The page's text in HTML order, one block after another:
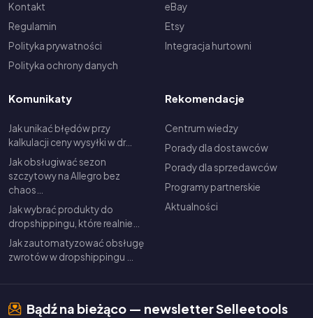
Kontakt
Regulamin
Polityka prywatności
Polityka ochrony danych
eBay
Etsy
Integracja hurtowni
Komunikaty
Jak unikać błędów przy
kalkulacji ceny wysyłki w dr…
Jak obsługiwać sezon
szczytowy na Allegro bez
chaos…
Jak wybrać produkty do
dropshippingu, które realnie…
Jak zautomatyzować obsługę
zwrotów w dropshippingu …
Rekomendacje
Centrum wiedzy
Porady dla dostawców
Porady dla sprzedawców
Programy partnerskie
Aktualności
Bądź na bieżąco — newsletter Selleetools